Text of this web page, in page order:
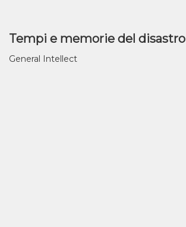
Tempi e memorie del disastro
General Intellect